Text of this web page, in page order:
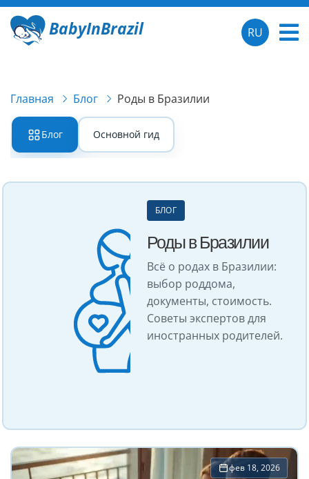
BabyInBrazil RU
Главная Блог Роды в Бразилии
Блог Основной гид
БЛОГ
Роды в Бразилии
Всё о родах в Бразилии:
выбор роддома,
документы, стоимость.
Советы экспертов для
иностранных родителей.
фев 18, 2026